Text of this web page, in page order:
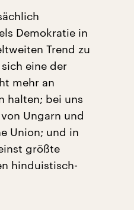
Demokratie in
Trend zu
eine der
mehr an
halten; bei uns
Ungarn und
Union; und in
größte
hinduistisch-